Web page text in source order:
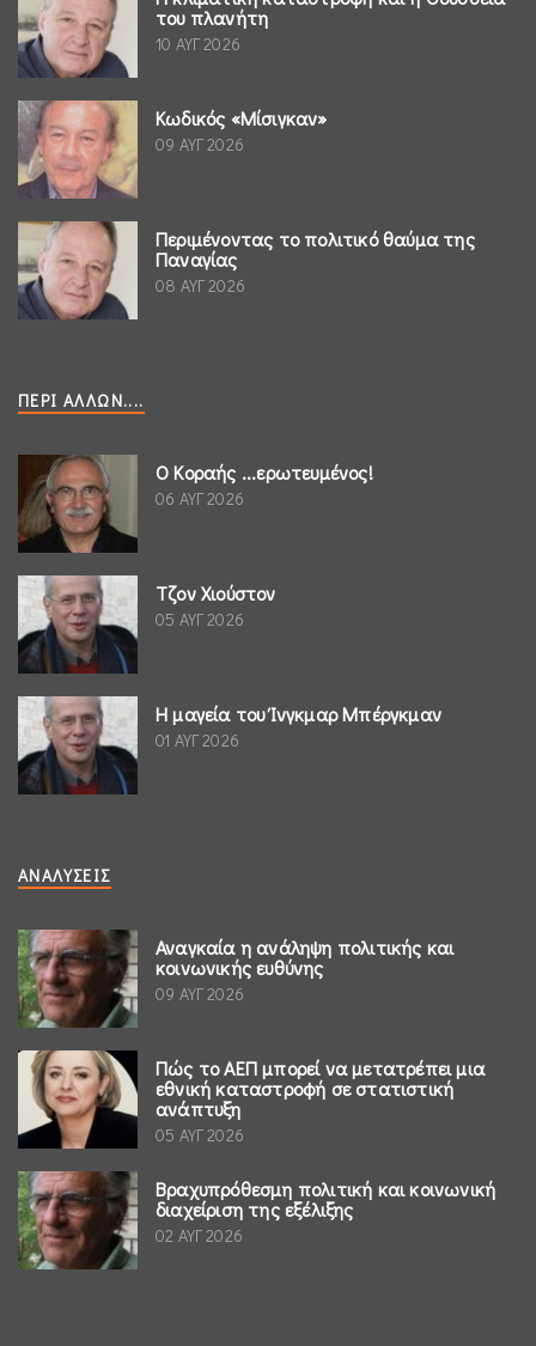
του πλανήτη
10 ΑΥΓ 2026
Κωδικός «Μίσιγκαν»
09 ΑΥΓ 2026
Περιμένοντας το πολιτικό θαύμα της
Παναγίας
08 ΑΥΓ 2026
ΠΕΡΊ ΆΛΛΩΝ....
Ο Κοραής ...ερωτευμένος!
06 ΑΥΓ 2026
Τζον Χιούστον
05 ΑΥΓ 2026
Η μαγεία του Ίνγκμαρ Μπέργκμαν
01 ΑΥΓ 2026
ΑΝΑΛΎΣΕΙΣ
Αναγκαία η ανάληψη πολιτικής και
κοινωνικής ευθύνης
09 ΑΥΓ 2026
Πώς το ΑΕΠ μπορεί να μετατρέπει μια
εθνική καταστροφή σε στατιστική
ανάπτυξη
05 ΑΥΓ 2026
Βραχυπρόθεσμη πολιτική και κοινωνική
διαχείριση της εξέλιξης
02 ΑΥΓ 2026